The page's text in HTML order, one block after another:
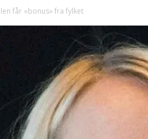
får «bonus» fra fylket